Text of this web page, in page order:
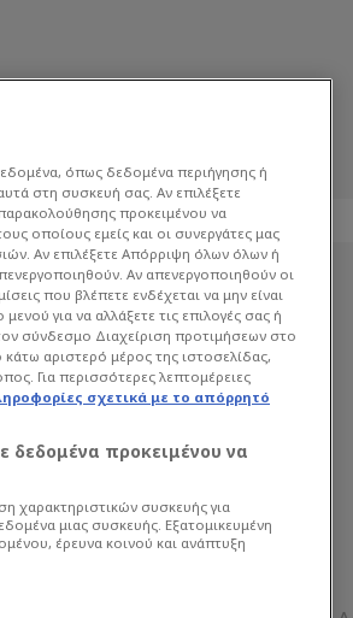
όπως δεδομένα περιήγησης ή
στη συσκευή σας. Αν επιλέξετε
προκειμένου να
οποίους εμείς και οι συνεργάτες μας
Αν επιλέξετε Απόρριψη όλων όλων ή
Αν απενεργοποιηθούν οι
που βλέπετε ενδέχεται να μην είναι
για να αλλάξετε τις επιλογές σας ή
σύνδεσμο Διαχείριση προτιμήσεων στο
αριστερό μέρος της ιστοσελίδας,
Για περισσότερες λεπτομέρειες
σχετικά με το απόρρητό
δεδομένα προκειμένου να
χαρακτηριστικών συσκευής για
μιας συσκευής. Εξατομικευμένη
έρευνα κοινού και ανάπτυξη